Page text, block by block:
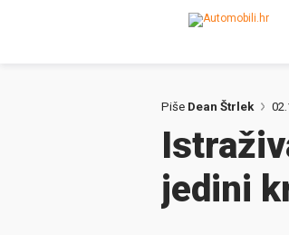
Piše Dean Štrlek
jedini